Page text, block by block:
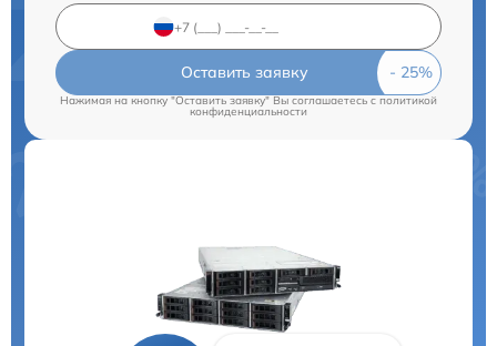
Оставить заявку
Нажимая на кнопку "Оставить заявку" Вы соглашаетесь c политикой
конфиденциальности